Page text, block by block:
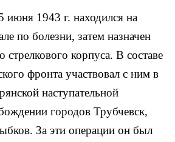
июня 1943 г. находился на
по болезни, затем назначен
корпуса. В составе
фронта участвовал с ним в
наступательной
городов Трубчевск,
За эти операции он был